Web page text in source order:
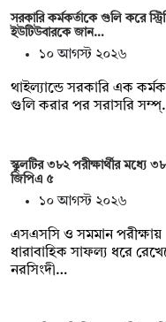
সরকারি কর্মকর্তাকে গুলি করে
ইউটিউবারকে জান…
১০ আগস্ট ২০২৬
থাইল্যান্ডে সরকারি এক
গুলি করার পর সরাসরি
স্কুলটির ৩৮২ পরীক্ষার্থীর মধ্যে
জিপিএ ৫
১০ আগস্ট ২০২৬
এসএসসি ও সমমান পরীক্ষায়
ধারাবাহিক সাফল্য ধরে
নরসিংদী…